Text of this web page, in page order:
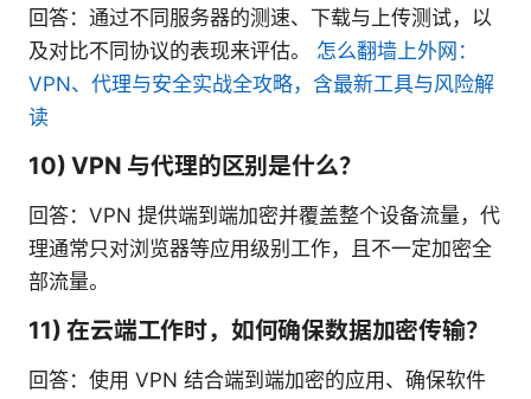
回答：通过不同服务器的测速、下载与上传测试，以
及对比不同协议的表现来评估。 怎么翻墙上外网：
VPN、代理与安全实战全攻略，含最新工具与风险解
读
10) VPN 与代理的区别是什么？
回答：VPN 提供端到端加密并覆盖整个设备流量，代
理通常只对浏览器等应用级别工作，且不一定加密全
部流量。
11) 在云端工作时，如何确保数据加密传输？
回答：使用 VPN 结合端到端加密的应用、确保软件